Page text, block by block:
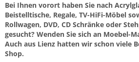
Bei Ihnen vorort haben Sie nach
Beistelltische, Regale, TV-HiFi-Möbel
Rollwagen, DVD, CD Schränke oder
gesucht? Wenden Sie sich an Moebel-
Auch aus Lienz hatten wir schon viele
Shop.